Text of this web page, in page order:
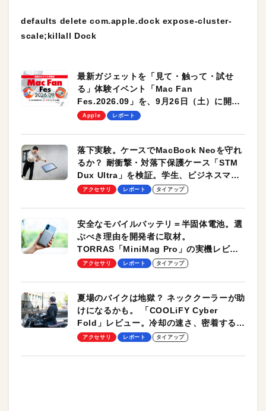
defaults delete com.apple.dock expose-cluster-
scale;killall Dock
最新ガジェットを「見て・触って・試せ
る」体験イベント「Mac Fan
Fes.2026.09」を、9月26日（土）に開催
します！
Apple レポート
落下実験。ケースでMacBook Neoを守れ
るか？ 耐衝撃・対落下保護ケース「STM
Dux Ultra」を検証。学生、ビジネスマン
のモバイルユースに最適！
アクセサリ レポート タイアップ
安全なモバイルバッテリ＝半固体電池。選
ぶべき理由を開発者に取材。
TORRAS「MiniMag Pro」の実機レビュ
ーも
アクセサリ レポート タイアップ
夏場のバイクは地獄？ ネッククーラーが助
けになるかも。 「COOLiFY Cyber
Fold」レビュー。冷却の速さ、密着する冷
却プレート、シンプルな操作性がグッド！
アクセサリ レポート タイアップ